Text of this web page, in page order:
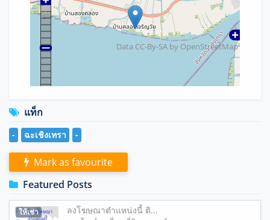
Data CC-By-SA by OpenStreetMap
แท็ก
- ฉะเชิงเทรา -
Mark as favourite
Featured Posts
ให้เช่า ลงโฆษณาตำแหน่งนี้ ติ...